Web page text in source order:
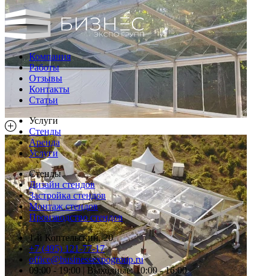
Компания
Работы
Отзывы
Контакты
Статьи
Услуги
Стенды
Аренда
Услуги
Стенды
Дизайн стендов
Застройка стендов
Монтаж стендов
Производство стендов
1-й Коптельский, 20
+7 (495) 121-77-17
office@businessexpogroup.ru
09:00 - 19:00 | Выходные: 10:00 - 16:00